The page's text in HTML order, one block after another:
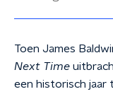
Toen James
Next Time
een historisch jaar